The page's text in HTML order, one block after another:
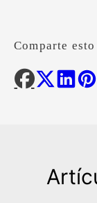
Comparte esto